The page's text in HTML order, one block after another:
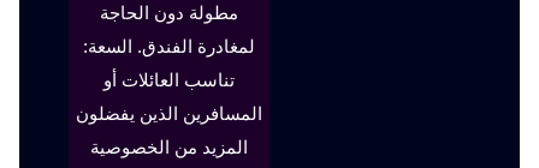
مطولة دون الحاجة
لمغادرة الفندق. السعة:
تناسب العائلات أو
المسافرين الذين يفضلون
المزيد من الخصوصية